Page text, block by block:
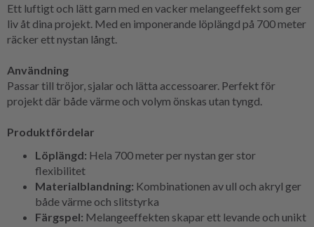
Ett luftigt och lätt garn med en vacker melangeeffekt som ger
liv åt dina projekt. Med en imponerande löplängd på 700 meter
räcker ett nystan långt.
Användning
Passar till tröjor, sjalar och lätta accessoarer. Perfekt för
projekt där både värme och volym önskas utan tyngd.
Produktfördelar
Löplängd: Hela 700 meter per nystan ger stor
flexibilitet
Materialblandning: Kombinationen av ull och akryl ger
både värme och slitstyrka
Färgspel: Melangeeffekten skapar ett levande och unikt